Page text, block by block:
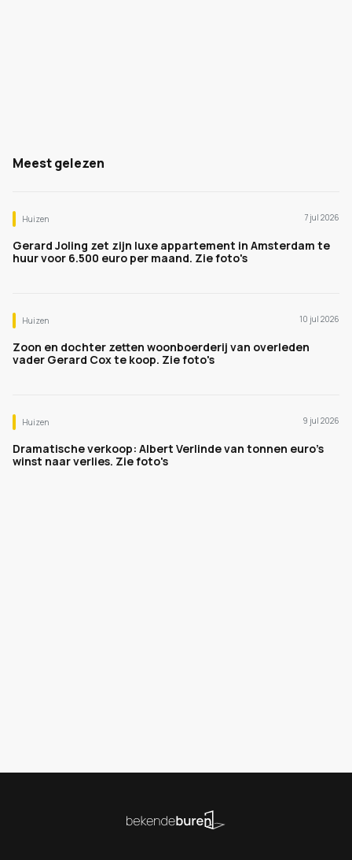
Meest gelezen
Huizen 7 jul 2026
Gerard Joling zet zijn luxe appartement in Amsterdam te
huur voor 6.500 euro per maand. Zie foto's
Huizen 10 jul 2026
Zoon en dochter zetten woonboerderij van overleden
vader Gerard Cox te koop. Zie foto's
Huizen 9 jul 2026
Dramatische verkoop: Albert Verlinde van tonnen euro's
winst naar verlies. Zie foto's